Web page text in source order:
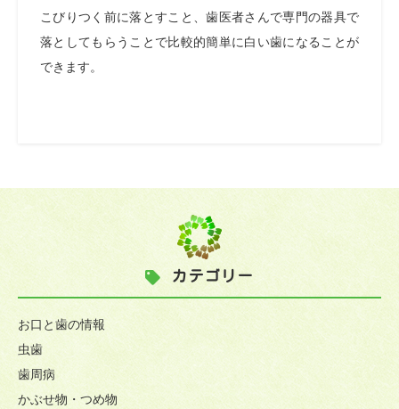
こびりつく前に落とすこと、歯医者さんで専門の器具で
落としてもらうことで比較的簡単に白い歯になることが
できます。
カテゴリー
お口と歯の情報
虫歯
歯周病
かぶせ物・つめ物